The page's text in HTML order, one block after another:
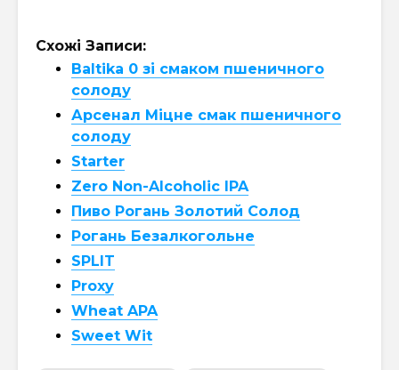
Схожі Записи:
Baltika 0 зі смаком пшеничного
солоду
Арсенал Міцне смак пшеничного
солоду
Starter
Zero Non-Alcoholic IPA
Пиво Рогань Золотий Солод
Рогань Безалкогольне
SPLIT
Proxy
Wheat APA
Sweet Wit